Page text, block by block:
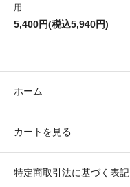
用
5,400円(税込5,940円)
ホーム
カートを見る
特定商取引法に基づく表記